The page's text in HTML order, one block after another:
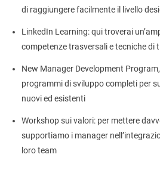
di raggiungere facilmente il livello
LinkedIn Learning: qui troverai
competenze trasversali e tecniche di
New Manager Development
programmi di sviluppo completi per
nuovi ed esistenti
Workshop sui valori: per mettere
supportiamo i manager
loro team